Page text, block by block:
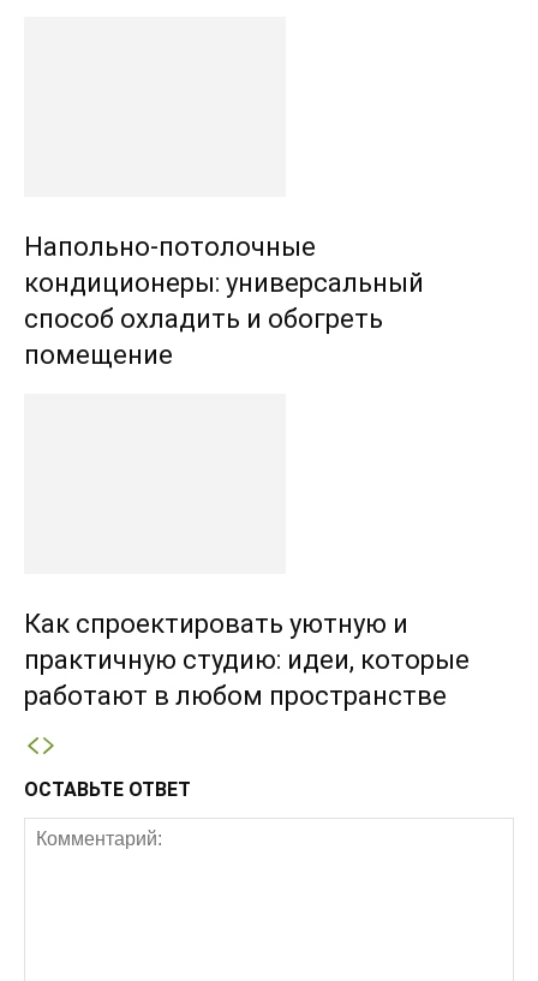
Напольно-потолочные
кондиционеры: универсальный
способ охладить и обогреть
помещение
Как спроектировать уютную и
практичную студию: идеи, которые
работают в любом пространстве
ОСТАВЬТЕ ОТВЕТ